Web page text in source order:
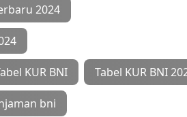
2024
KUR BNI Tabel KUR BNI
bni